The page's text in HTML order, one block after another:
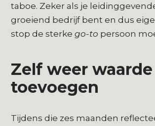
taboe. Zeker als je
groeiend bedrijf bent en dus
stop de sterkego-to persoon
Zelf weer waarde
toevoegen
Tijdens die zes maanden